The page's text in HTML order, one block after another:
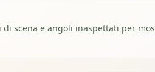
scena e angoli inaspettati per